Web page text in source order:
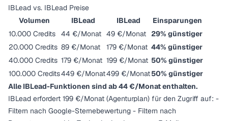
IBLead vs. IBLead Preise
Volumen
IBLead IBLead
Einsparungen
10.000 Credits
44 €/Monat 49 €/Monat 29% günstiger
20.000 Credits 89 €/Monat 179 €/Monat 44% günstiger
40.000 Credits 179 €/Monat 199 €/Monat 50% günstiger
100.000 Credits449 €/Monat499 €/Monat50% günstiger
Alle IBLead-Funktionen sind ab 44 €/Monat enthalten.
IBLead erfordert 199 €/Monat (Agenturplan) für den Zugriff auf: -
Filtern nach Google-Sternebewertung - Filtern nach